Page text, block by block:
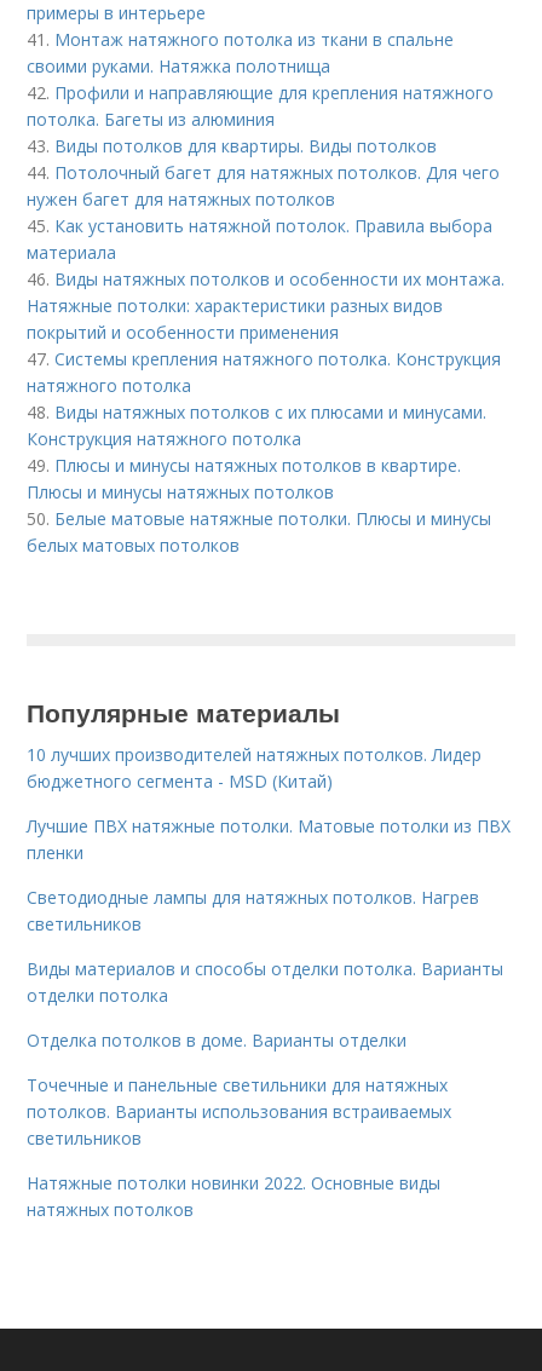
примеры в интерьере
41. Монтаж натяжного потолка из ткани в спальне
своими руками. Натяжка полотнища
42. Профили и направляющие для крепления натяжного
потолка. Багеты из алюминия
43. Виды потолков для квартиры. Виды потолков
44. Потолочный багет для натяжных потолков. Для чего
нужен багет для натяжных потолков
45. Как установить натяжной потолок. Правила выбора
материала
46. Виды натяжных потолков и особенности их монтажа.
Натяжные потолки: характеристики разных видов
покрытий и особенности применения
47.Системы крепления натяжного потолка. Конструкция
натяжного потолка
48. Виды натяжных потолков с их плюсами и минусами.
Конструкция натяжного потолка
49. Плюсы и минусы натяжных потолков в квартире.
Плюсы и минусы натяжных потолков
50. Белые матовые натяжные потолки. Плюсы и минусы
белых матовых потолков
Популярные материалы
10 лучших производителей натяжных потолков. Лидер
бюджетного сегмента - MSD (Китай)
Лучшие ПВХ натяжные потолки. Матовые потолки из ПВХ
пленки
Светодиодные лампы для натяжных потолков. Нагрев
светильников
Виды материалов и способы отделки потолка. Варианты
отделки потолка
Отделка потолков в доме. Варианты отделки
Точечные и панельные светильники для натяжных
потолков. Варианты использования встраиваемых
светильников
Натяжные потолки новинки 2022. Основные виды
натяжных потолков